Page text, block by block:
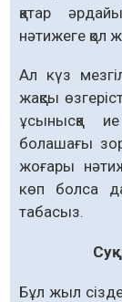
қатар
нәтижеге қол
Ал күз
жақсы
ұсынысқа
болашағы
жоғары
көп болса
табасыз.
Бұл жыл